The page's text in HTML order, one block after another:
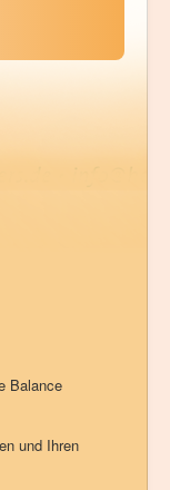
Balance
und Ihren